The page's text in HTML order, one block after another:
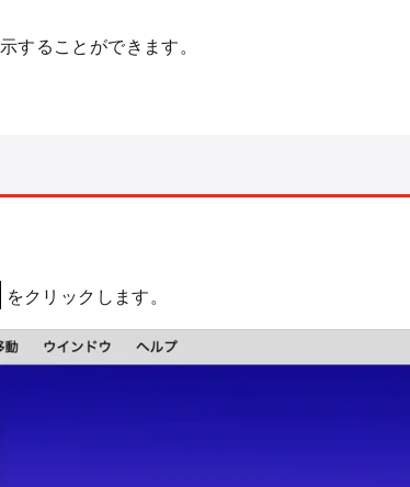
することができます。
をクリックします。